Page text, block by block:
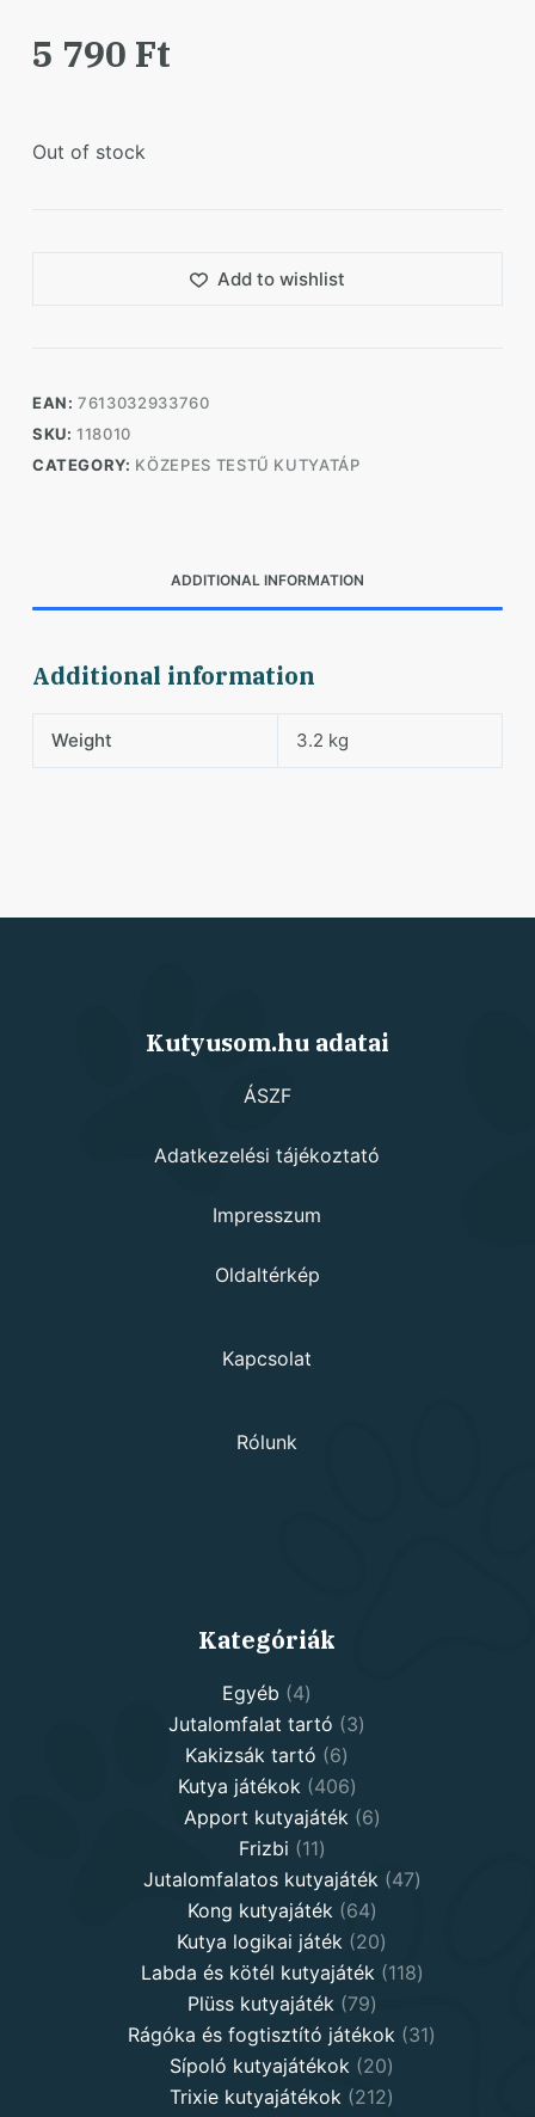
5 790 Ft
Out of stock
Add to wishlist
EAN:7613032933760
SKU:118010
CATEGORY: KÖZEPES TESTŰ KUTYATÁP
ADDITIONAL INFORMATION
Additional information
Weight 3.2 kg
Kutyusom.hu adatai
ÁSZF
Adatkezelési tájékoztató
Impresszum
Oldaltérkép
Kapcsolat
Rólunk
Kategóriák
Egyéb 44
products
Jutalomfalat tartó 33
Kakizsák tartó 66
products
Kutya játékok 406406
products
Apport kutyajáték 66
Frizbi 1111
products
Jutalomfalatos kutyajáték 4747
Kong kutyajáték 6464
products
Kutya logikai játék 2020
products
Labda és kötél kutyajáték 118118
Plüss kutyajáték 7979
products
Rágóka és fogtisztító játékok 3131
Sípoló kutyajátékok 2020
products
Trixie kutyajátékok 212212